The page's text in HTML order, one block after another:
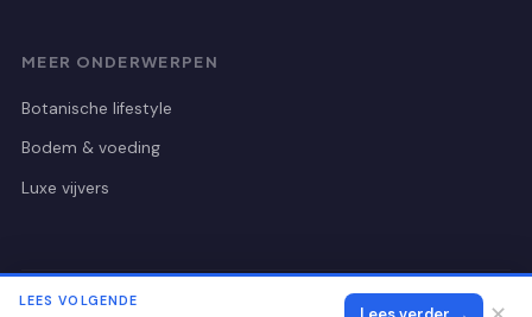
MEER ONDERWERPEN
Botanische lifestyle
Bodem & voeding
Luxe vijvers
© 2026 Botanischetuinutrecht Alle rechten voorbehouden.
LEES VOLGENDE